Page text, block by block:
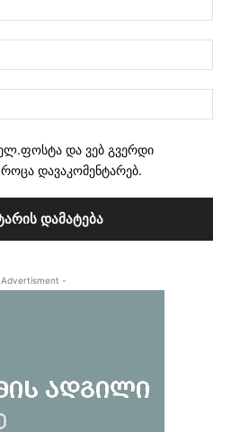
ელ.ფოსტა და ვებ გვერდი
დავაკომენტარებ.
-